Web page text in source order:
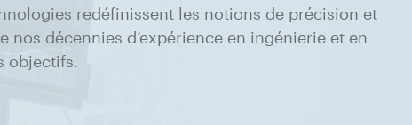
redéfinissent les notions de précision et
nos décennies d’expérience en ingénierie et en
objectifs.